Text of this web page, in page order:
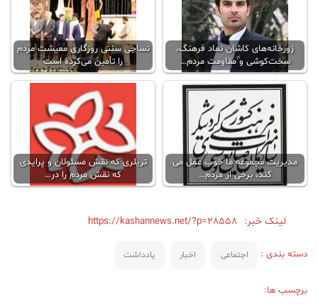
زورخانه‌های کاشان نماد فرهنگ،
سخت‌کوشی و مقاومت مردم…
نساجی سنتی روزگاری معیشت مردم
را تأمین می‌کرده است
مدیریت مجموعه ما خوب عمل می
کند، برخی از مردم…
تریلری که نقش مسئولان و پرایدی
که نقش مردم را در…
لینک خبر: https://kashannews.net/?p=28558
دسته بندی : اجتماعی اخبار یادداشت
برچسب ها: